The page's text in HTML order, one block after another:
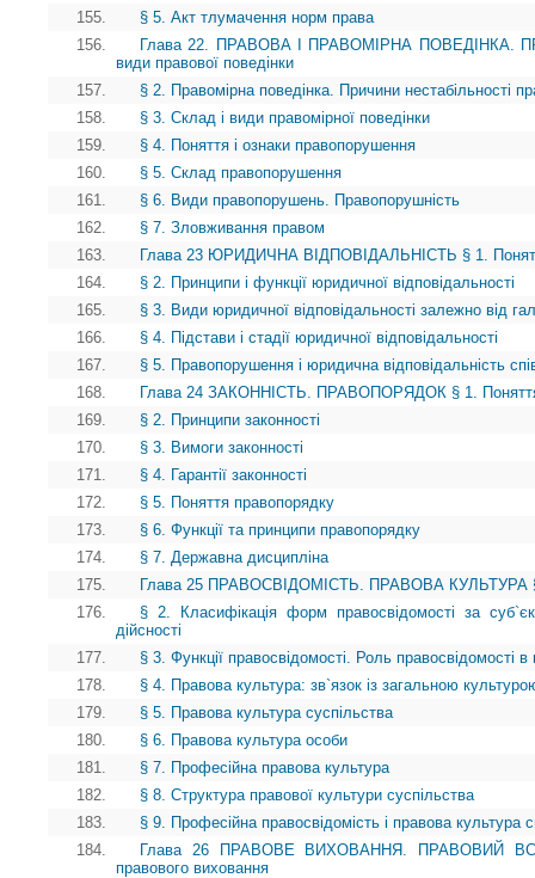
155.
§ 5. Акт тлумачення норм права
156.
Глава 22. ПРАВОВА І ПРАВОМІРНА ПОВЕДІНКА.
види правової поведінки
157.
§ 2. Правомірна поведінка. Причини нестабільності
158.
§ 3. Склад і види правомірної поведінки
159.
§ 4. Поняття і ознаки правопорушення
160.
§ 5. Склад правопорушення
161.
§ 6. Види правопорушень. Правопорушність
162.
§ 7. Зловживання правом
163.
Глава 23 ЮРИДИЧНА ВІДПОВІДАЛЬНІСТЬ § 1. Поняття
164.
§ 2. Принципи і функції юридичної відповідальності
165.
§ 3. Види юридичної відповідальності залежно від
166.
§ 4. Підстави і стадії юридичної відповідальності
167.
§ 5. Правопорушення і юридична відповідальність
168.
Глава 24 ЗАКОННІСТЬ. ПРАВОПОРЯДОК § 1. Поняття
169.
§ 2. Принципи законності
170.
§ 3. Вимоги законності
171.
§ 4. Гарантії законності
172.
§ 5. Поняття правопорядку
173.
§ 6. Функції та принципи правопорядку
174.
§ 7. Державна дисципліна
175.
Глава 25 ПРАВОСВІДОМІСТЬ. ПРАВОВА КУЛЬТУРА §
176.
§ 2. Класифікація форм правосвідомості за
дійсності
177.
§ 3. Функції правосвідомості. Роль правосвідомості в
178.
§ 4. Правова культура: зв`язок із загальною
179.
§ 5. Правова культура суспільства
180.
§ 6. Правова культура особи
181.
§ 7. Професійна правова культура
182.
§ 8. Структура правової культури суспільства
183.
§ 9. Професійна правосвідомість і правова культура
184.
Глава 26 ПРАВОВЕ ВИХОВАННЯ. ПРАВОВИЙ
правового виховання